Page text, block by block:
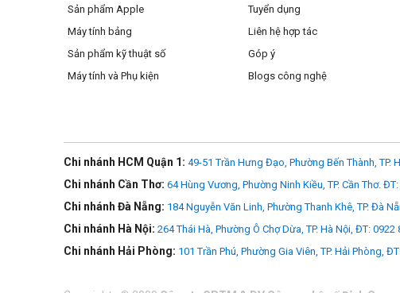
>>> Xem thêmMacBook Air M5 2026
Được thiết kế để theo bạn muôn nơi
MacBook Air nhẹ ấn tượng chỉ 1,23kg và mỏng chưa đến nửa inch.
Sản phẩm Apple
Máy tính bảng
Sản phẩm kỹ thuật số
Máy tính và Phụ kiện
Tuyển dụng
Liên hệ hợp tác
Góp ý
Blogs công nghệ
Chi nhánh HCM Quận 1: 49-51 Trần Hưng Đạo, Phường Bến Thành, TP.
Chi nhánh Cần Thơ: 64 Hùng Vương, Phường Ninh Kiều, TP. Cần Thơ.
Chi nhánh Đà Nẵng: 184 Nguyễn Văn Linh, Phường Thanh Khê, TP. Đà
Chi nhánh Hà Nội: 264 Thái Hà, Phường Ô Chợ Dừa, TP. Hà Nội, ĐT: 0922
Chi nhánh Hải Phòng: 101 Trần Phú, Phường Gia Viên, TP. Hải Phòng,